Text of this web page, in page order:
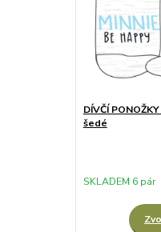
DÍVČÍ
šedé
SKLADEM 6 pár